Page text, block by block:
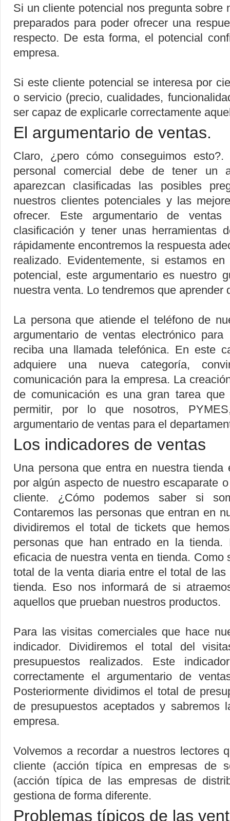
Si un cliente potencial nos pregunta sobre
preparados para poder ofrecer una
respecto. De esta forma, el potencial
empresa.
Si este cliente potencial se interesa por
o servicio (precio, cualidades,
ser capaz de explicarle correctamente
El argumentario de ventas.
Claro, ¿pero cómo conseguimos
personal comercial debe de tener un
aparezcan clasificadas las posibles
nuestros clientes potenciales y las
ofrecer. Este argumentario de
clasificación y tener unas herramientas
rápidamente encontremos la respuesta
realizado. Evidentemente, si estamos
potencial, este argumentario es nuestro
nuestra venta. Lo tendremos que aprender
La persona que atiende el teléfono de
argumentario de ventas electrónico
reciba una llamada telefónica. En este
adquiere una nueva categoría,
comunicación para la empresa. La
de comunicación es una gran tarea
permitir, por lo que nosotros,
argumentario de ventas para el
Los indicadores de ventas
Una persona que entra en nuestra
por algún aspecto de nuestro escaparate
cliente. ¿Cómo podemos saber si
Contaremos las personas que entran en
dividiremos el total de tickets que
personas que han entrado en la
eficacia de nuestra venta en tienda.
total de la venta diaria entre el total de
tienda. Eso nos informará de si
aquellos que prueban nuestros productos.
Para las visitas comerciales que hace
indicador. Dividiremos el total del
presupuestos realizados. Este
correctamente el argumentario de
Posteriormente dividimos el total de
de presupuestos aceptados y sabremos
empresa.
Volvemos a recordar a nuestros lectores
cliente (acción típica en empresas de
(acción típica de las empresas de
gestiona de forma diferente.
Problemas típicos de las